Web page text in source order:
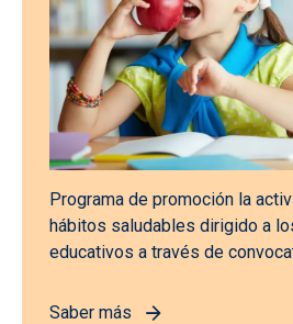
Programa de promoción la
hábitos saludables dirigido a
educativos a través de
Saber más